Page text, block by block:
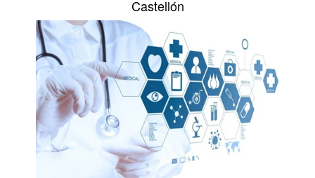
Castellón